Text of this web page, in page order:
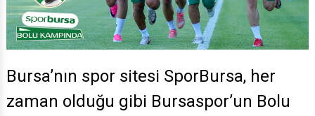
Bursa’nın spor sitesi SporBursa, her
zaman olduğu gibi Bursaspor’un Bolu